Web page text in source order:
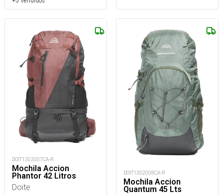
DOIT1302007CA-R
Mochila Accion
Phantor 42 Litros
Doite
DOIT1302008CA-R
Mochila Accion
Quantum 45 Lts